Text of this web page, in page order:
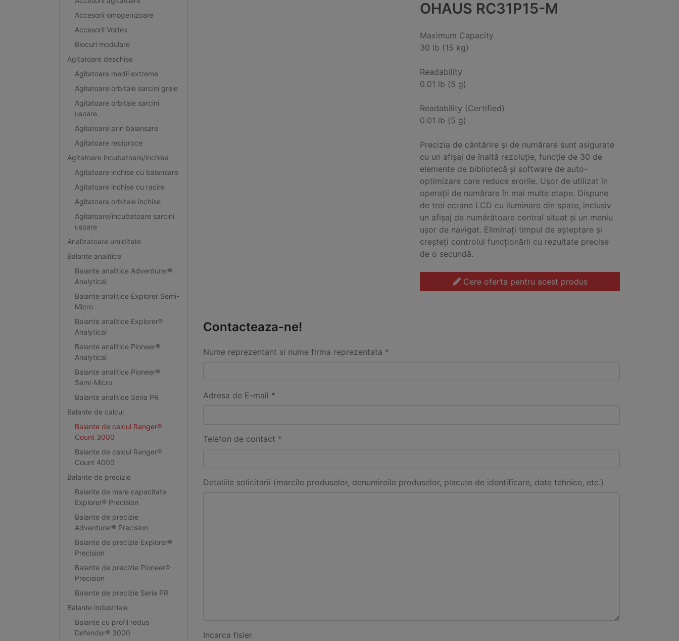
Accesorii omogenizoare
Accesorii Vortex
Blocuri modulare
Agitatoare deschise
Agitatoare medii extreme
Agitatoare orbitale sarcini grele
Agitatoare orbitale sarcini
usoare
Agitatoare prin balansare
Agitatoare reciproce
Agitatoare incubatoare/inchise
Agitatoare inchise cu balansare
Agitatoare inchise cu racire
Agitatoare orbitale inchise
Agitatoare/incubatoare sarcini
usoare
Analizatoare umiditate
Balante analitice
Balante analitice Adventurer®
Analytical
Balante analitice Explorer Semi-
Micro
Balante analitice Explorer®
Analytical
Balante analitice Pioneer®
Analytical
Balante analitice Pioneer®
Semi-Micro
Balante analitice Seria PR
Balante de calcul
Balante de calcul Ranger®
Count 3000
Balante de calcul Ranger®
Count 4000
Balante de precizie
Balante de mare capacitate
Explorer® Precision
Balante de precizie
Adventurer® Precision
Balante de precizie Explorer®
Precision
Balante de precizie Pioneer®
Precision
Balante de precizie Seria PR
Balante industriale
Balante cu profil redus
Defender® 3000
OHAUS RC31P15-M
Maximum Capacity
30 lb (15 kg)
Readability
0.01 lb (5 g)
Readability (Certified)
0.01 lb (5 g)
Precizia de cântărire și de numărare sunt asigurate
cu un afișaj de înaltă rezoluție, funcție de 30 de
elemente de bibliotecă și software de auto-
optimizare care reduce erorile. Ușor de utilizat în
operații de numărare în mai multe etape. Dispune
de trei ecrane LCD cu iluminare din spate, inclusiv
un afișaj de numărătoare central situat și un meniu
ușor de navigat. Eliminați timpul de așteptare și
creșteți controlul funcționării cu rezultate precise
de o secundă.
Cere oferta pentru acest produs
Contacteaza-ne!
Nume reprezentant si nume firma reprezentata *
Adresa de E-mail *
Telefon de contact *
Detaliile solicitarii (marcile produselor, denumireile produselor, placute de identificare, date tehnice, etc.)
Incarca fisier